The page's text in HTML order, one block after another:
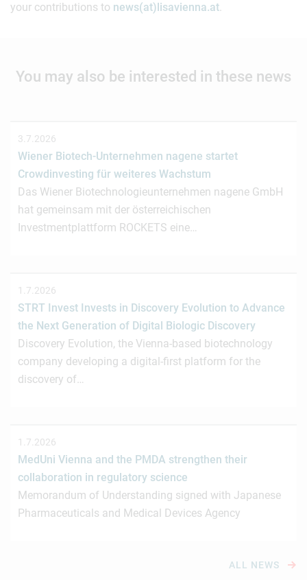
your contributions to news(at)lisavienna.at.
You may also be interested in these news
3.7.2026
Wiener Biotech-Unternehmen nagene startet
Crowdinvesting für weiteres Wachstum
Das Wiener Biotechnologieunternehmen nagene GmbH
hat gemeinsam mit der österreichischen
Investmentplattform ROCKETS eine…
1.7.2026
STRT Invest Invests in Discovery Evolution to Advance
the Next Generation of Digital Biologic Discovery
Discovery Evolution, the Vienna-based biotechnology
company developing a digital-first platform for the
discovery of…
1.7.2026
MedUni Vienna and the PMDA strengthen their
collaboration in regulatory science
Memorandum of Understanding signed with Japanese
Pharmaceuticals and Medical Devices Agency
ALL NEWS